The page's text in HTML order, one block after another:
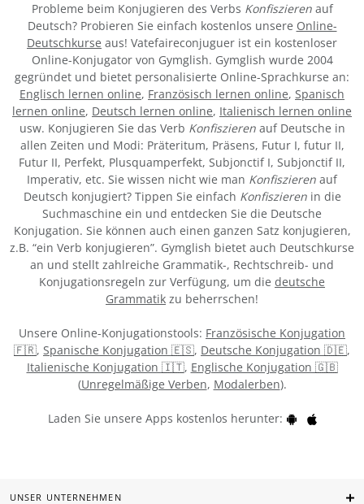
Probleme beim Konjugieren des Verbs Konfiszierenauf
Deutsch? Probieren Sie einfach kostenlos unsere Online-
Deutschkurse aus! Vatefaireconjuguer ist ein kostenloser
Online-Konjugator von Gymglish. Gymglish wurde 2004
gegründet und bietet personalisierte Online-Sprachkurse an:
Englisch lernen online, Französisch lernen online, Spanisch
lernen online, Deutsch lernen online, Italienisch lernen online
usw. Konjugieren Sie das Verb Konfiszierenauf Deutsche in
allen Zeiten und Modi: Präteritum, Präsens, Futur I, futur II,
Futur II, Perfekt, Plusquamperfekt, Subjonctif I, Subjonctif II,
Imperativ, etc. Sie wissen nicht wie man Konfiszieren auf
Deutsch konjugiert? Tippen Sie einfach Konfiszierenin die
Suchmaschine ein und entdecken Sie die Deutsche
Konjugation. Sie können auch einen ganzen Satz konjugieren,
z.B. “ein Verb konjugieren”. Gymglish bietet auch Deutschkurse
an und stellt zahlreiche Grammatik-, Rechtschreib- und
Konjugationsregeln zur Verfügung, um die deutsche
Grammatik zu beherrschen!
Unsere Online-Konjugationstools: Französische Konjugation
🇫🇷, Spanische Konjugation 🇪🇸, Deutsche Konjugation 🇩🇪,
Italienische Konjugation 🇮🇹, Englische Konjugation 🇬🇧
(Unregelmäßige Verben, Modalerben).
Laden Sie unsere Apps kostenlos herunter:
UNSER UNTERNEHMEN